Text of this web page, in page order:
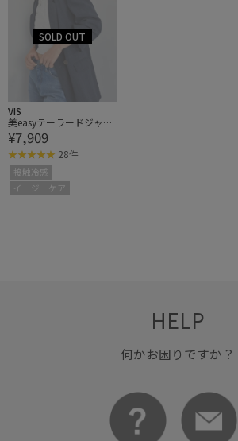
VIS
美easyテーラードジャケ
ット【洗える】
¥7,909
28件
接触冷感
イージーケア
HELP
何かお困りですか？